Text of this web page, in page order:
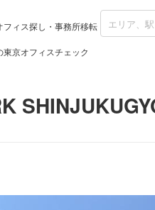
フィス探し・事務所移転
京オフィスチェック